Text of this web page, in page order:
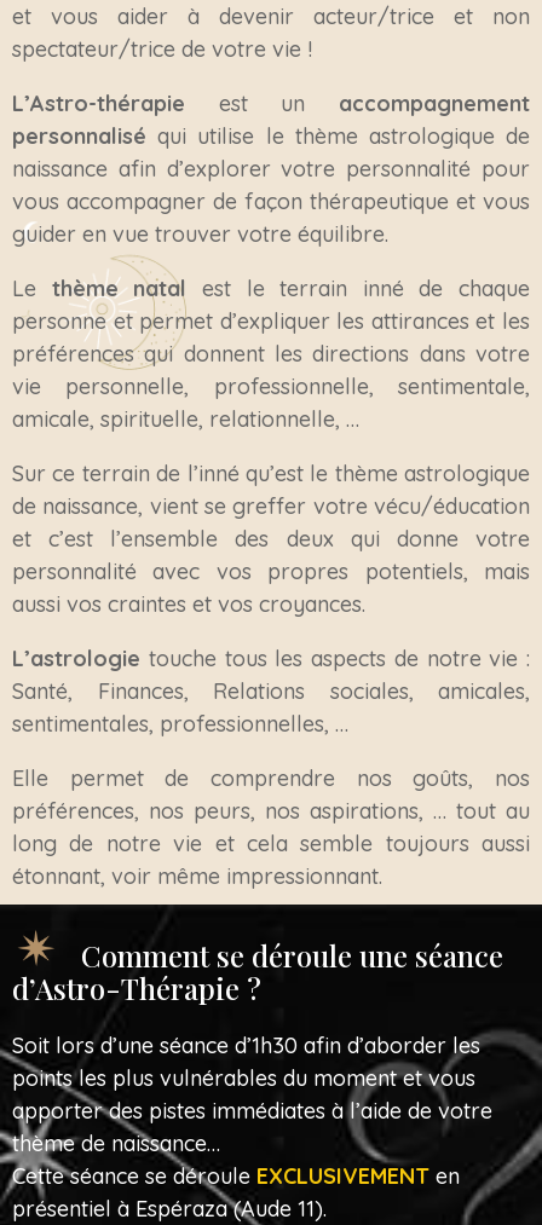
et vous aider à devenir acteur/trice et non
spectateur/trice de votre vie !
L’Astro-thérapie est un accompagnement
personnalisé qui utilise le thème astrologique de
naissance afin d’explorer votre personnalité pour
vous accompagner de façon thérapeutique et vous
guider en vue trouver votre équilibre.
Le thème natal est le terrain inné de chaque
personne et permet d’expliquer les attirances et les
préférences qui donnent les directions dans votre
vie personnelle, professionnelle, sentimentale,
amicale, spirituelle, relationnelle, …
Sur ce terrain de l’inné qu’est le thème astrologique
de naissance, vient se greffer votre vécu/éducation
et c’est l’ensemble des deux qui donne votre
personnalité avec vos propres potentiels, mais
aussi vos craintes et vos croyances.
L’astrologie touche tous les aspects de notre vie :
Santé, Finances, Relations sociales, amicales,
sentimentales, professionnelles, …
Elle permet de comprendre nos goûts, nos
préférences, nos peurs, nos aspirations, … tout au
long de notre vie et cela semble toujours aussi
étonnant, voir même impressionnant.
Comment se déroule une séance
d’Astro-Thérapie ?
Soit lors d’une séance d’1h30 afin d’aborder les
points les plus vulnérables du moment et vous
apporter des pistes immédiates à l’aide de votre
thème de naissance…
Cette séance se déroule EXCLUSIVEMENT en
présentiel à Espéraza (Aude 11).